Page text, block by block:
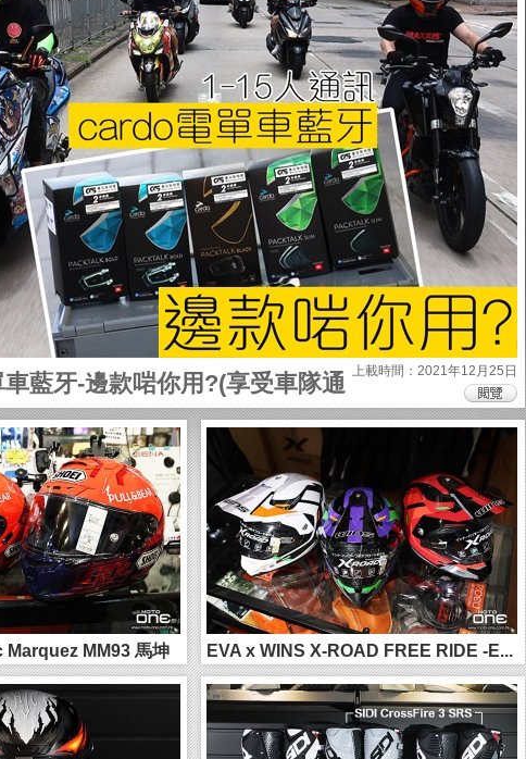
藍牙-邊款啱你用?(享受車隊通 上載時間：2021年12月25日
Marquez MM93 馬坤
EVA x WINS X-ROAD FREE RIDE -E...